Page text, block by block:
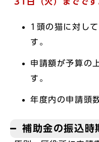
1頭の猫に対し
す。
申請額が予算の
す。
年度内の申請頭
補助金の振込時